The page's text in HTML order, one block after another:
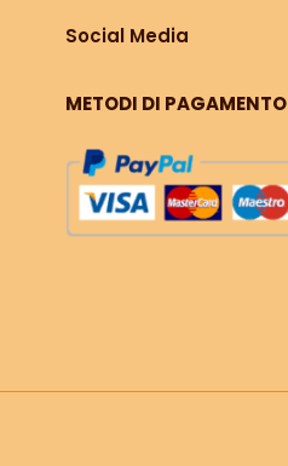
Social Media
METODI DI PAGAMENTO